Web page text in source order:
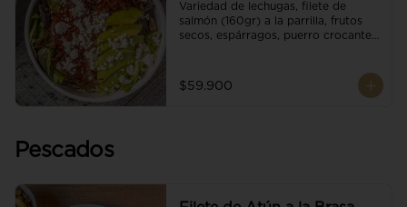
Variedad de lechugas, filete de
salmón (160gr) a la parrilla, frutos
secos, espárragos, puerro crocante,
$59.900
Pescados